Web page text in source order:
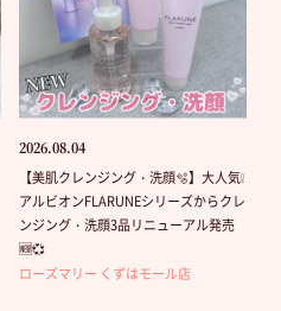
2026.08.04
【美肌クレンジング・洗顔🫧】大人気❕
アルビオンFLARUNEシリーズからクレ
ンジング・洗顔3品リニューアル発売
🆕💞
ローズマリー くずはモール店